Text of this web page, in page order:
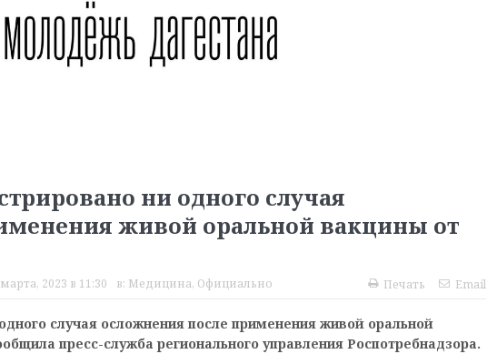
ни одного случая
живой оральной вакцины от
2023 в 11:30 в: Медицина, Официально Печать Email
случая осложнения после применения живой оральной
пресс-служба регионального управления Роспотребнадзора.